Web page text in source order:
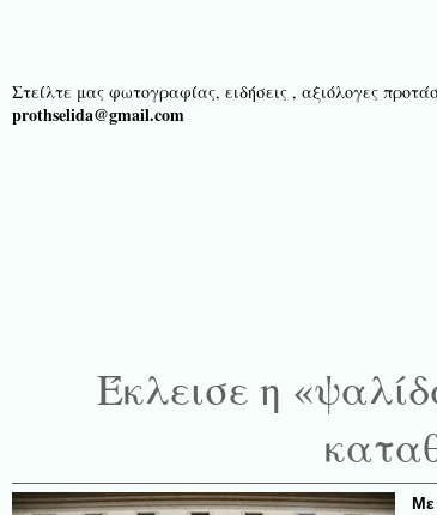
Στείλτε μας φωτογραφίας, ειδήσεις , αξιόλογες
prothselida@gmail.com
Έκλεισε η
Με